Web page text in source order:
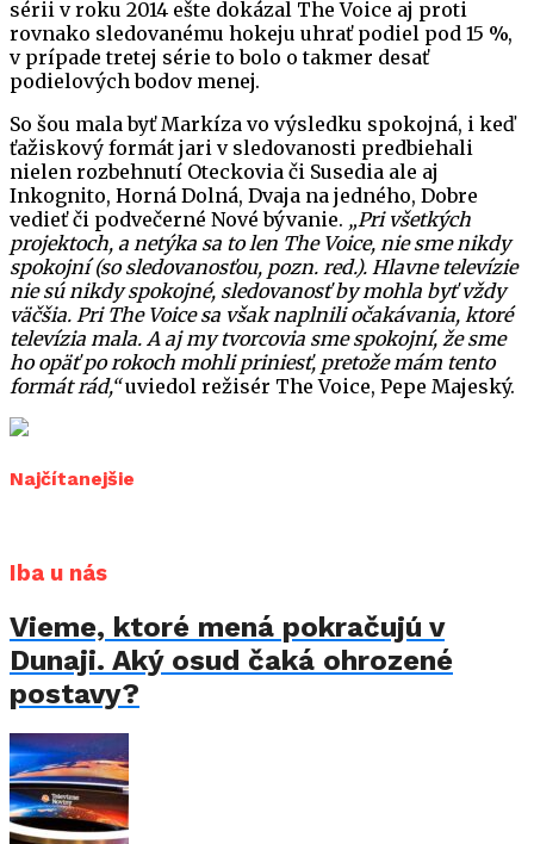
sérii v roku 2014 ešte dokázal The Voice aj proti
rovnako sledovanému hokeju uhrať podiel pod 15 %,
v prípade tretej série to bolo o takmer desať
podielových bodov menej.
So šou mala byť Markíza vo výsledku spokojná, i keď
ťažiskový formát jari v sledovanosti predbiehali
nielen rozbehnutí Oteckovia či Susedia ale aj
Inkognito, Horná Dolná, Dvaja na jedného, Dobre
vedieť či podvečerné Nové bývanie. „Pri všetkých
projektoch, a netýka sa to len The Voice, nie sme nikdy
spokojní (so sledovanosťou, pozn. red.). Hlavne televízie
nie sú nikdy spokojné, sledovanosť by mohla byť vždy
väčšia. Pri The Voice sa však naplnili očakávania, ktoré
televízia mala. A aj my tvorcovia sme spokojní, že sme
ho opäť po rokoch mohli priniesť, pretože mám tento
formát rád,“uviedol režisér The Voice, Pepe Majeský.
Najčítanejšie
Iba u nás
Vieme, ktoré mená pokračujú v
Dunaji. Aký osud čaká ohrozené
postavy?